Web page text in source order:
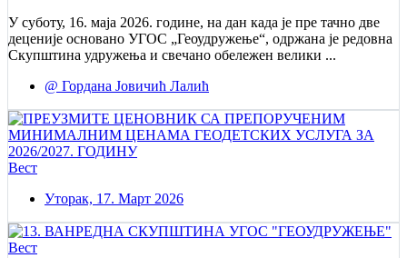
У суботу, 16. маја 2026. године, на дан када је пре тачно две
деценије основано УГОС „Геоудружење“, одржана је редовна
Скупштина удружења и свечано обележен велики ...
@ Гордана Јовичић Лалић
Вест
Уторак, 17. Март 2026
Вест